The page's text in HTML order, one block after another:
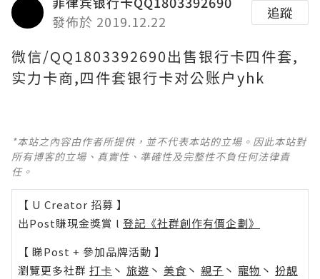
發佈於 2019.12.22
追蹤
微信/QQ1803392690出售银行卡四件套,
实力卡商,四件套银行卡对公账户yhk
*本站之內容由作者所提供，並不代表本站的立場。因此本站對
所有博客的立場、真實性、準確性及完整性不負任何法律責
任。
【 U Creator 招募 】
出Post賺現金獎賞 l 登記《社群創作有價企劃》
【 睇Post + 參加品牌活動 】
瀏覽更多社群 打卡 丶 旅遊 丶 美食 丶 親子 丶 寵物 丶 扮靚